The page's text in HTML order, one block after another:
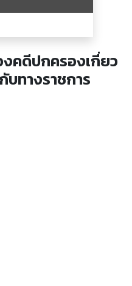
งคดีปกครองเกี่ยว
ทางราชการ